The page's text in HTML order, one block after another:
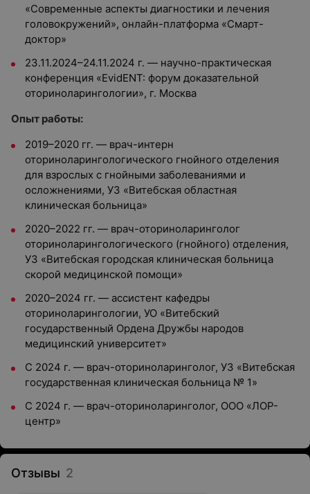
«Современные аспекты диагностики и лечения
головокружений», онлайн-платформа «Смарт-
доктор»
23.11.2024–24.11.2024 г. — научно-практическая
конференция «EvidENT: форум доказательной
оториноларингологии», г. Москва
Опыт работы:
2019–2020 гг. — врач-интерн
оториноларингологического гнойного отделения
для взрослых с гнойными заболеваниями и
осложнениями, УЗ «Витебская областная
клиническая больница»
2020–2022 гг. — врач-оториноларинголог
оториноларингологического (гнойного) отделения,
УЗ «Витебская городская клиническая больница
скорой медицинской помощи»
2020–2024 гг. — ассистент кафедры
оториноларингологии, УО «Витебский
государственный Ордена Дружбы народов
медицинский университет»
С 2024 г. — врач-оториноларинголог, УЗ «Витебская
государственная клиническая больница № 1»
С 2024 г. — врач-оториноларинголог, ООО «ЛОР-
центр»
Отзывы 2